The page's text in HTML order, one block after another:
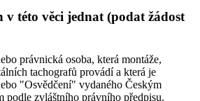
této věci jednat (podat žádost
právnická osoba, která montáže,
tachografů provádí a která je
"Osvědčení" vydaného Českým
podle zvláštního právního předpisu.